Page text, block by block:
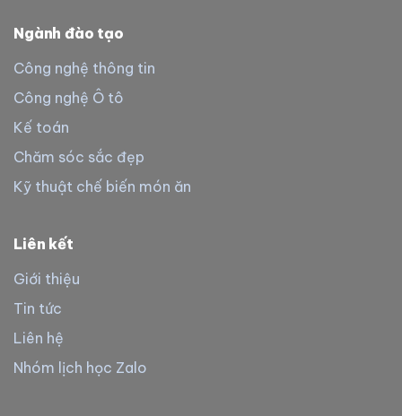
Ngành đào tạo
Công nghệ thông tin
Công nghệ Ô tô
Kế toán
Chăm sóc sắc đẹp
Kỹ thuật chế biến món ăn
Liên kết
Giới thiệu
Tin tức
Liên hệ
Nhóm lịch học Zalo